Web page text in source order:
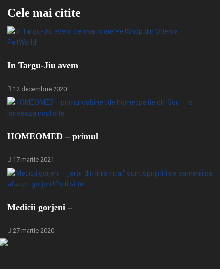
Cele mai citite
In Targu-Jiu avem
12 decembrie 2020
HOMEOMED – primul
17 martie 2021
Medicii gorjeni –
27 martie 2020